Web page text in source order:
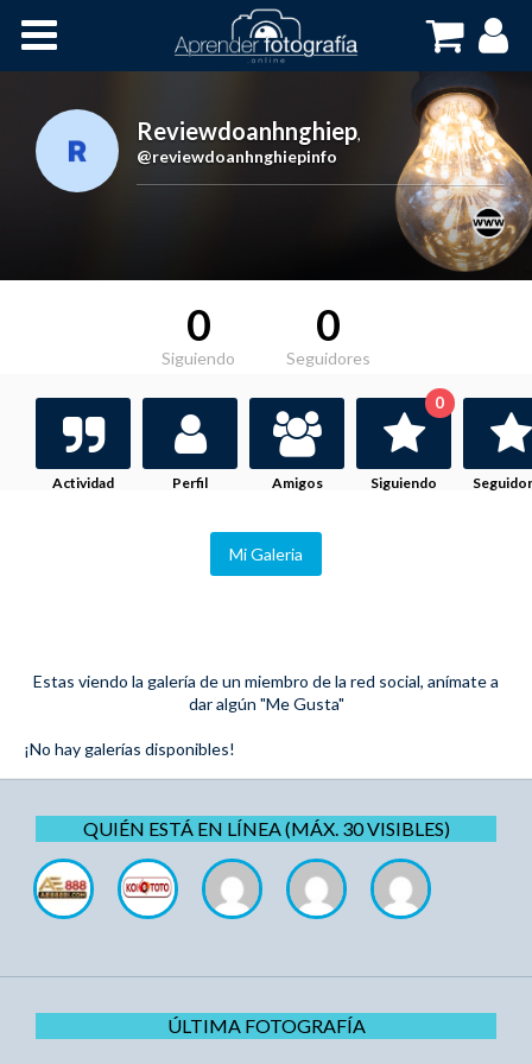
Cursos OnLine
Reviewdoanhnghiep,
@reviewdoanhnghiepinfo
0
Siguiendo
0
Seguidores
Actividad Perfil Amigos Siguiendo
0
Mi Galeria
Estas viendo la galería de un miembro de la red social, anímate a
dar algún "Me Gusta"
¡No hay galerías disponibles!
QUIÉN ESTÁ EN LÍNEA (MÁX. 30 VISIBLES)
ÚLTIMA FOTOGRAFÍA